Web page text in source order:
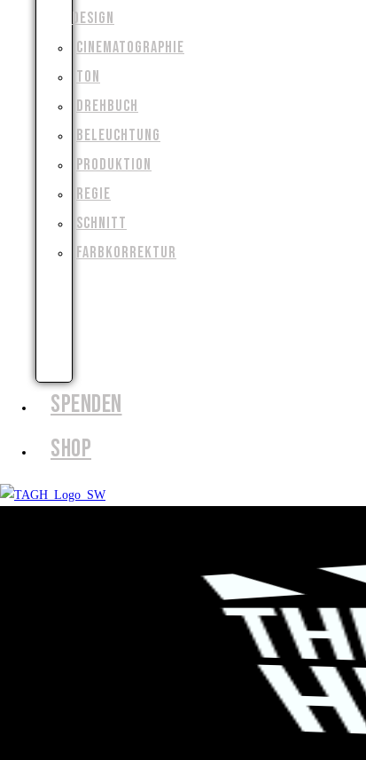
DESIGN
CINEMATOGRAPHIE
TON
DREHBUCH
BELEUCHTUNG
PRODUKTION
REGIE
SCHNITT
FARBKORREKTUR
SPENDEN
SHOP